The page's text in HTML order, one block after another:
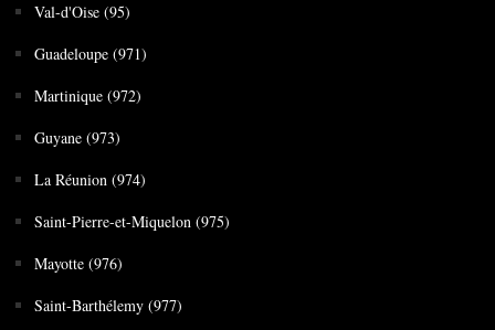
Val-d'Oise (95)
Guadeloupe (971)
Martinique (972)
Guyane (973)
La Réunion (974)
Saint-Pierre-et-Miquelon (975)
Mayotte (976)
Saint-Barthélemy (977)